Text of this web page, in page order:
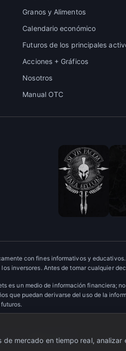
Granos y Alimentos
Calendario económico
Futuros de los principales
Acciones + Gráficos
Nosotros
Manual OTC
con fines informativos y
inversores. Antes de tomar cualquier
es un medio de información financiera;
que puedan derivarse del uso de la
· Escudo OTC
mercado en tiempo real,